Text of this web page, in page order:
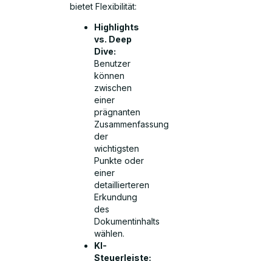
bietet Flexibilität:
Highlights
vs. Deep
Dive:
Benutzer
können
zwischen
einer
prägnanten
Zusammenfassung
der
wichtigsten
Punkte oder
einer
detaillierteren
Erkundung
des
Dokumentinhalts
wählen.
KI-
Steuerleiste: